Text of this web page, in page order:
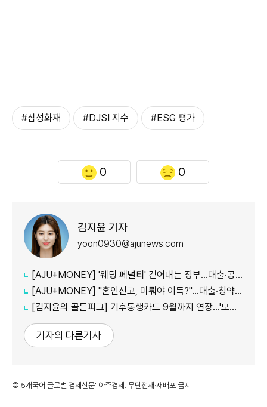
#삼성화재 #DJSI 지수 #ESG 평가
0 0
김지윤 기자
yoon0930@ajunews.com
[AJU+MONEY] '웨딩 페널티' 걷어내는 정부…대출·공공임대 불이익 줄인다
[AJU+MONEY] "혼인신고, 미뤄야 이득?"…대출·청약·세금 따져보니
[김지윤의 골든피그] 기후동행카드 9월까지 연장…'모두의카드' 갈아탈 땐 혜택 따져야
기자의 다른기사
©'5개국어 글로벌 경제신문' 아주경제. 무단전재·재배포 금지